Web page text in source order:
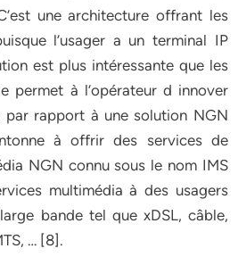
une architecture offrant les
l’usager a un terminal IP
est plus intéressante que les
permet à l’opérateur d innover
par rapport à une solution NGN
à offrir des services de
NGN connu sous le nom IMS
multimédia à des usagers
bande tel que xDSL, câble,
… [8].